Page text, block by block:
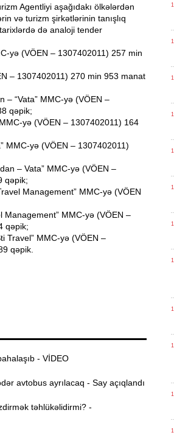
Agentliyi aşağıdakı ölkələrdən
və turizm şirkətlərinin tanışlıq
də analoji tender
yə (VÖEN – 1307402011) 257 min
– 1307402011) 270 min 953 manat
– “Vata” MMC-yə (VÖEN –
qəpik;
yə (VÖEN – 1307402011) 164
MMC-yə (VÖEN – 1307402011)
– Vata” MMC-yə (VÖEN –
qəpik;
Management” MMC-yə (VÖEN
Management” MMC-yə (VÖEN –
qəpik;
Travel” MMC-yə (VÖEN –
qəpik.
- VİDEO
avtobus ayrılacaq - Say açıqlandı
təhlükəlidirmi? -